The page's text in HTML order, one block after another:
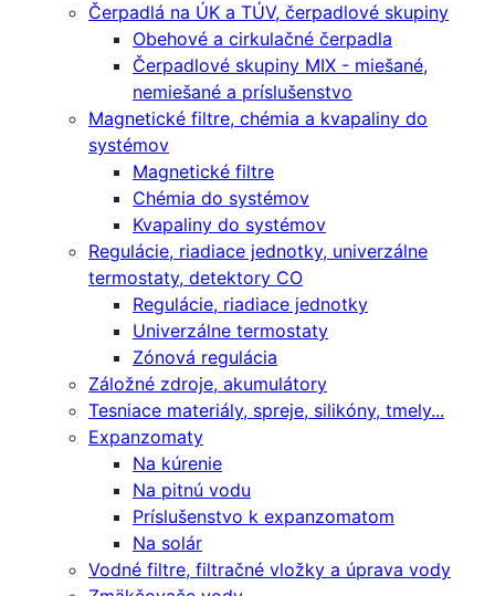
Čerpadlá na ÚK a TÚV, čerpadlové skupiny
Obehové a cirkulačné čerpadla
Čerpadlové skupiny MIX - miešané,
nemiešané a príslušenstvo
Magnetické filtre, chémia a kvapaliny do
systémov
Magnetické filtre
Chémia do systémov
Kvapaliny do systémov
Regulácie, riadiace jednotky, univerzálne
termostaty, detektory CO
Regulácie, riadiace jednotky
Univerzálne termostaty
Zónová regulácia
Záložné zdroje, akumulátory
Tesniace materiály, spreje, silikóny, tmely...
Expanzomaty
Na kúrenie
Na pitnú vodu
Príslušenstvo k expanzomatom
Na solár
Vodné filtre, filtračné vložky a úprava vody